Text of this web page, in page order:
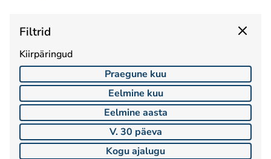
Filtrid
Kiirpäringud
Praegune kuu
Eelmine kuu
Eelmine aasta
V. 30 päeva
Kogu ajalugu